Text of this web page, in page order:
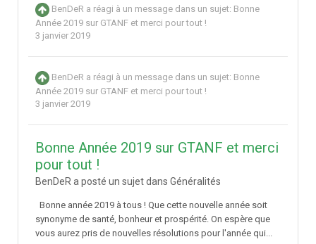
BenDeR a réagi à un message dans un sujet: Bonne
Année 2019 sur GTANF et merci pour tout !
3 janvier 2019
BenDeR a réagi à un message dans un sujet: Bonne
Année 2019 sur GTANF et merci pour tout !
3 janvier 2019
Bonne Année 2019 sur GTANF et merci
pour tout !
BenDeR a posté un sujet dans Généralités
Bonne année 2019 à tous ! Que cette nouvelle année soit
synonyme de santé, bonheur et prospérité. On espère que
vous aurez pris de nouvelles résolutions pour l'année qui...